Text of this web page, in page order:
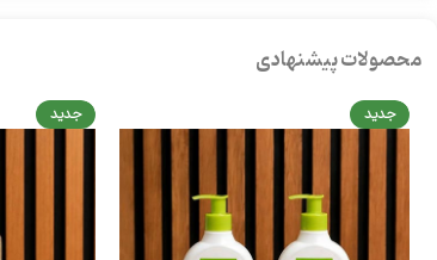
محصولات پیشنهادی
جدید جدید